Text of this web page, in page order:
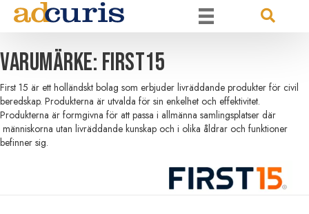
Varumärke: First15
First 15 är ett holländskt bolag som erbjuder livräddande produkter för civil
beredskap. Produkterna är utvalda för sin enkelhet och effektivitet.
Produkterna är formgivna för att passa i allmänna samlingsplatser där
människorna utan livräddande kunskap och i olika åldrar och funktioner
befinner sig.